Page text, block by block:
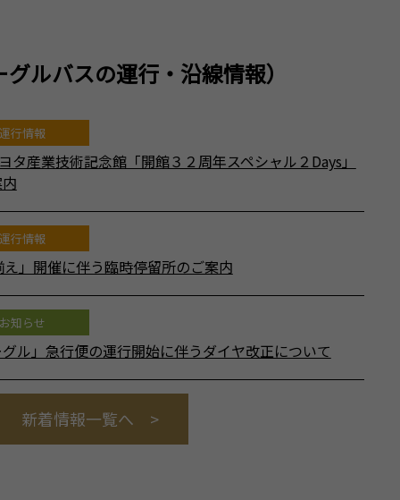
ルバスの運行・沿線情報）
行情報
産業技術記念館「開館３２周年スペシャル２Days」
行情報
」開催に伴う臨時停留所のご案内
知らせ
ル」急行便の運行開始に伴うダイヤ改正について
新着情報一覧へ >